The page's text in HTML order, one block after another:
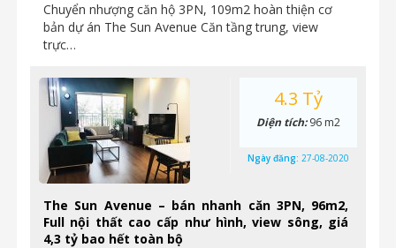
Chuyển nhượng căn hộ 3PN, 109m2 hoàn thiện cơ
bản dự án The Sun Avenue Căn tầng trung, view
trực…
The Sun Avenue – bán nhanh căn 3PN, 96m2,
Full nội thất cao cấp như hình, view sông, giá
4,3 tỷ bao hết toàn bộ
4.3 Tỷ
Diện tích:96 m2
Ngày đăng: 27-08-2020